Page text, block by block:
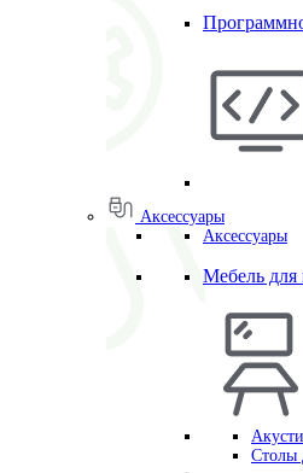
Аксессуары
Аксессуары
Мебель для
Столы